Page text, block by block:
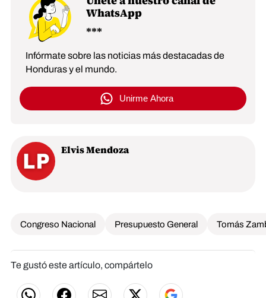
WhatsApp
Infórmate sobre las noticias más destacadas de
Honduras y el mundo.
Unirme Ahora
Elvis Mendoza
Congreso Nacional Presupuesto General Tomás
Te gustó este artículo, compártelo